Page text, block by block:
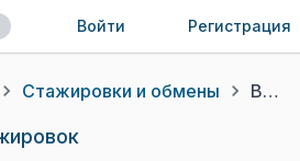
Войти Регистрация
Стажировки и обмены Возможности стажировок